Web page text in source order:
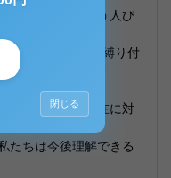
逃れたいという人び
反応「地球に縛り付
一歩」
長
？，人間存在に対
は今後理解できる
閉じる